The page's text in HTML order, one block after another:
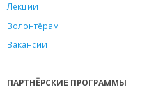
Лекции
Волонтёрам
Вакансии
ПАРТНЁРСКИЕ ПРОГРАММЫ